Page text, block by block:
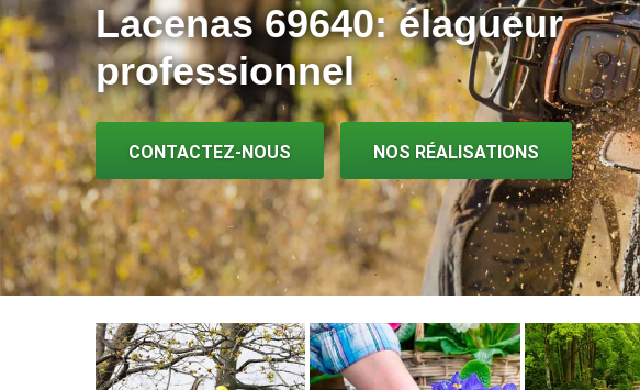
Lacenas 69640: élagueur
professionnel
CONTACTEZ-NOUS NOS RÉALISATIONS